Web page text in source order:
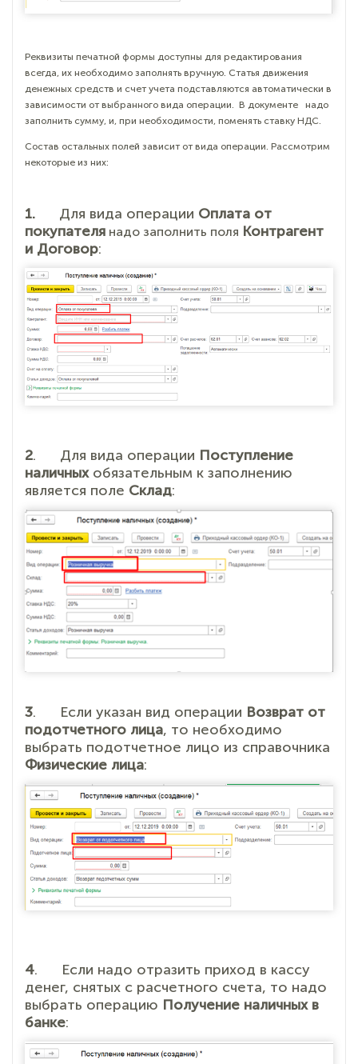
Реквизиты печатной формы доступны для редактирования
всегда, их необходимо заполнять вручную. Статья движения
денежных средств и счет учета подставляются автоматически в
зависимости от выбранного вида операции. В документе надо
заполнить сумму, и, при необходимости, поменять ставку НДС.
Состав остальных полей зависит от вида операции. Рассмотрим
некоторые из них:
1. Для вида операции Оплата от
покупателя надо заполнить поля Контрагент
и Договор:
2. Для вида операции Поступление
наличныхобязательным к заполнению
является поле Склад:
3. Если указан вид операции Возврат от
подотчетного лица, то необходимо
выбрать подотчетное лицо из справочника
Физические лица:
4. Если надо отразить приход в кассу
денег, снятых с расчетного счета, то надо
выбрать операцию Получение наличных в
банке: